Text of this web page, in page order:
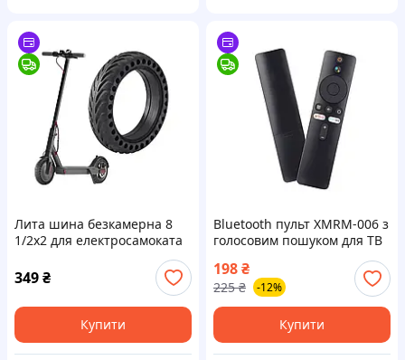
Лита шина безкамерна 8
1/2х2 для електросамоката
349₴
Купити
Bluetooth пульт XMRM-006 з
голосовим пошуком для ТВ
та приставок Xiaomi MI TV
Stick MI Box S
198₴
225 ₴ -12%
Купити